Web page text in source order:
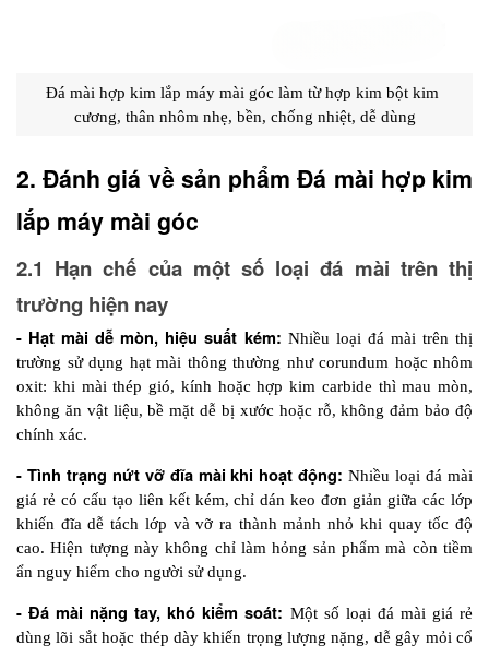
Đá mài hợp kim lắp máy mài góc làm từ hợp kim bột kim
cương, thân nhôm nhẹ, bền, chống nhiệt, dễ dùng
2. Đánh giá về sản phẩm Đá mài hợp kim
lắp máy mài góc
2.1 Hạn chế của một số loại đá mài trên thị
trường hiện nay
- Hạt mài dễ mòn, hiệu suất kém: Nhiều loại đá mài trên thị
trường sử dụng hạt mài thông thường như corundum hoặc nhôm
oxit: khi mài thép gió, kính hoặc hợp kim carbide thì mau mòn,
không ăn vật liệu, bề mặt dễ bị xước hoặc rỗ, không đảm bảo độ
chính xác.
- Tình trạng nứt vỡ đĩa mài khi hoạt động: Nhiều loại đá mài
giá rẻ có cấu tạo liên kết kém, chỉ dán keo đơn giản giữa các lớp
khiến đĩa dễ tách lớp và vỡ ra thành mảnh nhỏ khi quay tốc độ
cao. Hiện tượng này không chỉ làm hỏng sản phẩm mà còn tiềm
ẩn nguy hiểm cho người sử dụng.
- Đá mài nặng tay, khó kiểm soát: Một số loại đá mài giá rẻ
dùng lõi sắt hoặc thép dày khiến trọng lượng nặng, dễ gây mỏi cổ